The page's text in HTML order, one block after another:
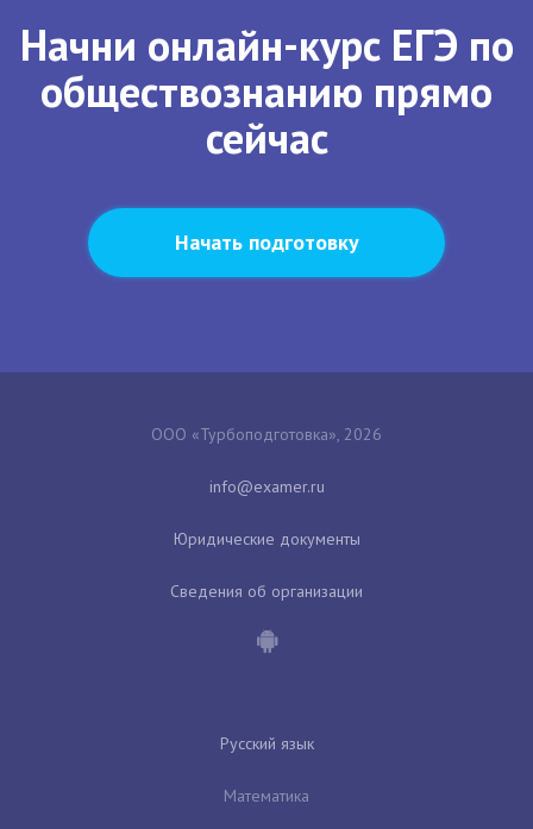
Начни онлайн-курс ЕГЭ по
обществознанию прямо
сейчас
Начать подготовку
ООО «Турбоподготовка», 2026
Юридические документы
Сведения об организации
Русский язык
Математика